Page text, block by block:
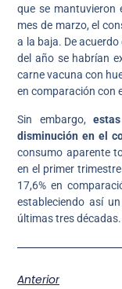
que se mantuvieron
mes de marzo, el
a la baja. De
del año se habrían
carne vacuna con
en comparación con
Sin embargo,
disminución en el
consumo aparente
en el primer
17,6% en
estableciendo así
últimas tres décadas.
Anterior